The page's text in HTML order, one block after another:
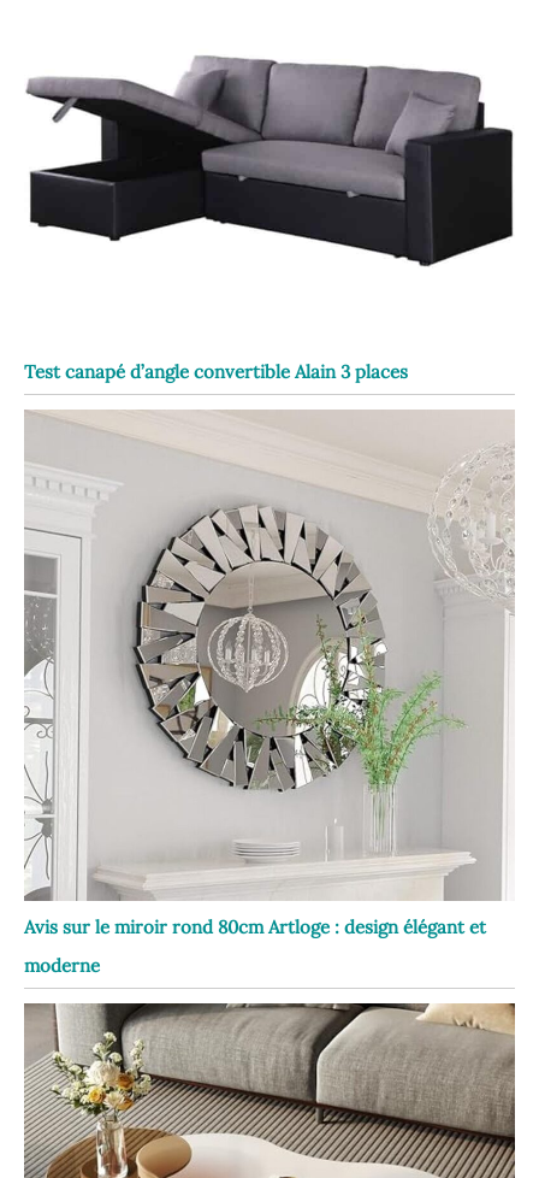
Test canapé d’angle convertible Alain 3 places
Avis sur le miroir rond 80cm Artloge : design élégant et
moderne